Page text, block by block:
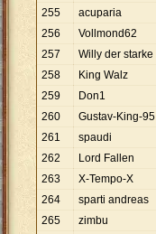
255
acuparia
256
Vollmond62
257
Willy der starke
258
King Walz
259
Don1
260
Gustav-King-95
261
spaudi
262
Lord Fallen
263
X-Tempo-X
264
sparti andreas
265
zimbu